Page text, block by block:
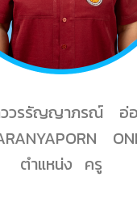
ววรรัญญาภรณ์ อ่
ตำแหน่ง ครู